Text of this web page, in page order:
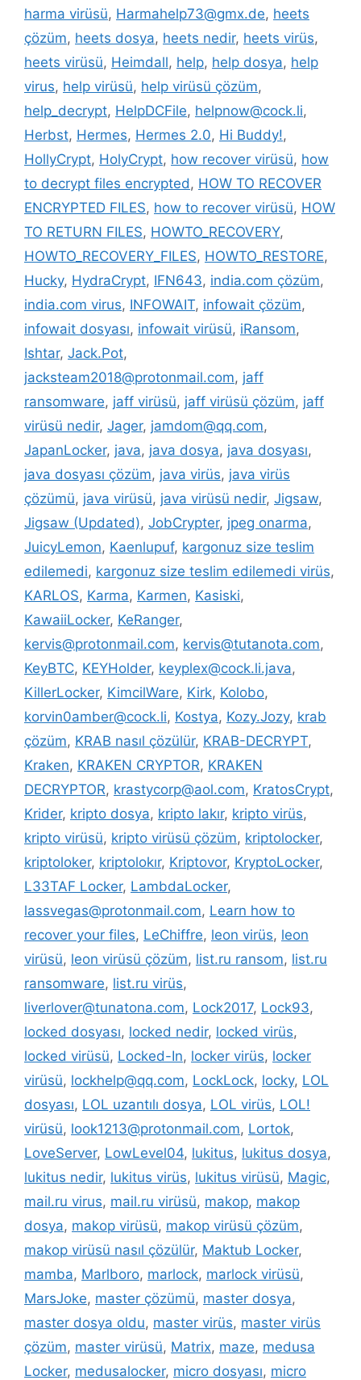
harma virüsü, Harmahelp73@gmx.de, heets
çözüm, heets dosya, heets nedir, heets virüs,
heets virüsü, Heimdall, help, help dosya, help
virus, help virüsü, help virüsü çözüm,
help_decrypt, HelpDCFile, helpnow@cock.li,
Herbst, Hermes, Hermes 2.0, Hi Buddy!,
HollyCrypt, HolyCrypt, how recover virüsü, how
to decrypt files encrypted, HOW TO RECOVER
ENCRYPTED FILES, how to recover virüsü, HOW
TO RETURN FILES, HOWTO_RECOVERY,
HOWTO_RECOVERY_FILES, HOWTO_RESTORE,
Hucky, HydraCrypt, IFN643, india.com çözüm,
india.com virus, INFOWAIT, infowait çözüm,
infowait dosyası, infowait virüsü, iRansom,
Ishtar, Jack.Pot,
jacksteam2018@protonmail.com, jaff
ransomware, jaff virüsü, jaff virüsü çözüm, jaff
virüsü nedir, Jager, jamdom@qq.com,
JapanLocker, java, java dosya, java dosyası,
java dosyası çözüm, java virüs, java virüs
çözümü, java virüsü, java virüsü nedir, Jigsaw,
Jigsaw (Updated), JobCrypter, jpeg onarma,
JuicyLemon, Kaenlupuf, kargonuz size teslim
edilemedi, kargonuz size teslim edilemedi virüs,
KARLOS, Karma, Karmen, Kasiski,
KawaiiLocker, KeRanger,
kervis@protonmail.com, kervis@tutanota.com,
KeyBTC, KEYHolder, keyplex@cock.li.java,
KillerLocker, KimcilWare, Kirk, Kolobo,
korvin0amber@cock.li, Kostya, Kozy.Jozy, krab
çözüm, KRAB nasıl çözülür, KRAB-DECRYPT,
Kraken, KRAKEN CRYPTOR, KRAKEN
DECRYPTOR, krastycorp@aol.com, KratosCrypt,
Krider, kripto dosya, kripto lakır, kripto virüs,
kripto virüsü, kripto virüsü çözüm, kriptolocker,
kriptoloker, kriptolokır, Kriptovor, KryptoLocker,
L33TAF Locker, LambdaLocker,
lassvegas@protonmail.com, Learn how to
recover your files, LeChiffre, leon virüs, leon
virüsü, leon virüsü çözüm, list.ru ransom, list.ru
ransomware, list.ru virüs,
liverlover@tunatona.com, Lock2017, Lock93,
locked dosyası, locked nedir, locked virüs,
locked virüsü, Locked-In, locker virüs, locker
virüsü, lockhelp@qq.com, LockLock, locky, LOL
dosyası, LOL uzantılı dosya, LOL virüs, LOL!
virüsü, look1213@protonmail.com, Lortok,
LoveServer, LowLevel04, lukitus, lukitus dosya,
lukitus nedir, lukitus virüs, lukitus virüsü, Magic,
mail.ru virus, mail.ru virüsü, makop, makop
dosya, makop virüsü, makop virüsü çözüm,
makop virüsü nasıl çözülür, Maktub Locker,
mamba, Marlboro, marlock, marlock virüsü,
MarsJoke, master çözümü, master dosya,
master dosya oldu, master virüs, master virüs
çözüm, master virüsü, Matrix, maze, medusa
Locker, medusalocker, micro dosyası, micro